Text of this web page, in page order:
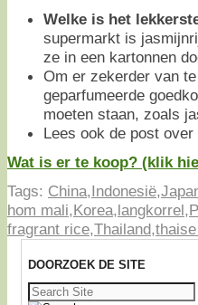
Welke is het
supermarkt is
ze in een kartonnen
Om er zekerder van
geparfumeerde
moeten staan, zoals
Lees ook de post
Wat is er te koop? (klik
Tags: China,Indonesië,
hom mali,Korea,langkorrel,
fragrant rice,Thailand,
DOORZOEK DE SITE
Zoeken
naar: